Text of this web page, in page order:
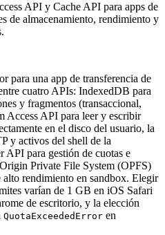
API y Cache API para apps de
de almacenamiento, rendimiento y
para una app de transferencia de
cuatro APIs: IndexedDB para
y fragmentos (transaccional,
Access API para leer y escribir
en el disco del usuario, la
y activos del shell de la
API para gestión de cuotas e
Private File System (OPFS)
alto rendimiento en sandbox. Elegir
varían de 1 GB en iOS Safari
de escritorio, y la elección
QuotaExceededError en